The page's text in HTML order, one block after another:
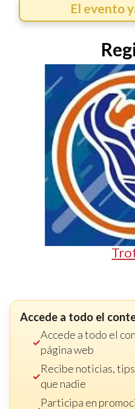
El evento
Accede a todo el
Accede a todo el
página web
Recibe noticias,
que nadie
Participa en